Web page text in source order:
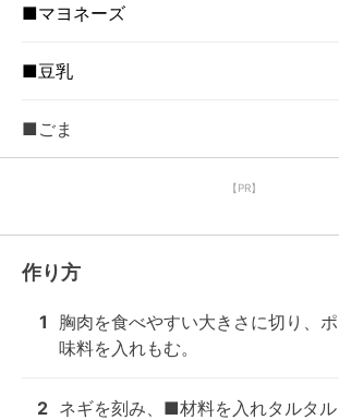
■マヨネーズ
■豆乳
■ごま
【PR】
作り方
1
胸肉を食べやすい大きさに切り、
味料を入れもむ。
2 ネギを刻み、■材料を入れタルタ